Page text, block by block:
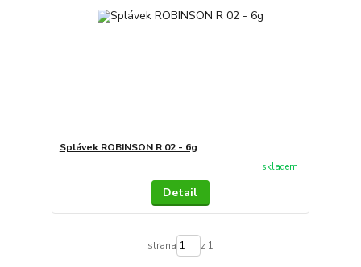
Splávek ROBINSON R 02 - 6g
skladem
Detail
strana z 1